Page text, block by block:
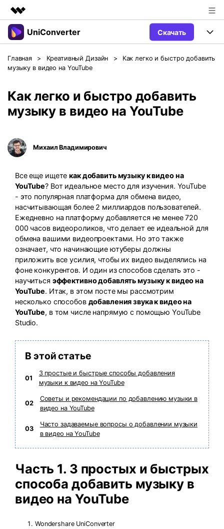
Рекомендуемые продукты
Управление данными
Бизнес
Решения
Новости
Поддержка
UniConverter Скачать
Продукты
UniConverter для Windows
UniConverter для Mac
Видео/Аудио
Больше инструментов
Руководство
Пользователи DVD
Пользователи Социальных Сетей
Креативный Дизайн
Фотография
Пользователи Фильмов
НАЙДИТЕ БОЛЬШЕ РЕШЕНИЙ
Поддержка
Видеоуроки Посмотрите видеоурок и узнайте, как использовать
UniConverter.
Контактная
Поддержка
Вся информация, необходимая для
использования UniConverter.
Технические
Полный список поддерживаемых форматов,
устройств и графических процессоров.
Что Нового Последние новости и обновления UniConverter.
КУПИТЬ Sign In
search
Главная > Креативный Дизайн >
Как легко и быстро добавить
музыку в видео на YouTube
Как легко и быстро добавить
музыку в видео на YouTube
Михаил Владимирович
Все еще ищетекак добавить музыку к видео на
YouTube? Вот идеальное место для изучения. YouTube
- это популярная платформа для обмена видео,
насчитывающая более 2 миллиардов пользователей.
Ежедневно на платформу добавляется не менее 720
000 часов видеороликов, что делает ее идеальной для
обмена вашими видеопроектами. Но это также
означает, что начинающие ютуберы должны
приложить все усилия, чтобы их видео выделялись на
фоне конкурентов. И один из способов сделать это -
научиться эффективно добавлять музыку к видео на
YouTube. Итак, в этом посте мы рассмотрим
несколько способов добавления звука к видео на
YouTube, в том числе напрямую с помощью YouTube
Studio.
В этой статье
01
3 простые и быстрые способы добавления
музыки к видео на YouTube
02
Советы и рекомендации по добавлению музыки в
видео на YouTube
03
Часто задаваемые вопросы о добавлении музыки
в видео на YouTube
Часть 1. 3 простых и быстрых
способа добавить музыку в
видео на YouTube
Wondershare UniConverter